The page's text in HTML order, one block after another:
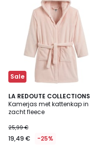
Sale
LA REDOUTE COLLECTIONS
Kamerjas met kattenkap in
zacht fleece
25,99 €
19,49 € -25%
4,6
/ 5